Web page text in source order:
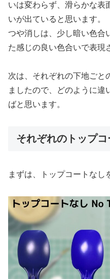
いは変わらず、滑らかな表
いが出ていると思います。
つや消しは、少し暗い色合
た感じの良い色合いで表現
次は、それぞれの下地ごと
ましたので、どのように違
ばと思います。
それぞれのトップコ
まずは、トップコートなし